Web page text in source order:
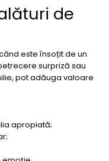
de
este însoțit de un
surpriză sau
pot adăuga valoare
apropiată;